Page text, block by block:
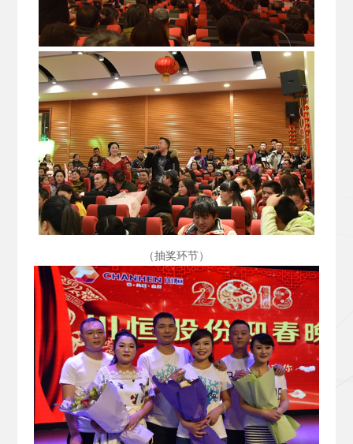
（抽奖环节）